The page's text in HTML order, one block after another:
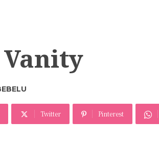
Twitter Pinterest